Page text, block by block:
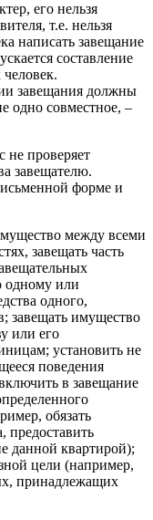
его нельзя
т.е. нельзя
написать завещание
составление
завещания должны
одно совместное, –
не проверяет
завещателю.
форме и
между всеми
завещать часть
одному или
одного,
завещать имущество
или его
установить не
поведения
в завещание
обязать
предоставить
данной квартирой);
цели (например,
принадлежащих